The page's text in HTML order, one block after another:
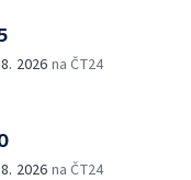
2026 na ČT24
2026 na ČT24